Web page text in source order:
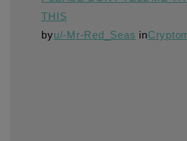
THIS
byu/-Mr-Red_Seas in